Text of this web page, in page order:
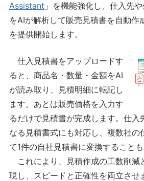
Assistant 」を機能強化し、仕入先
をAIが解析して販売見積書を自動作
を提供開始します。
仕入見積書をアップロードす
ると、商品名・数量・金額をAI
が読み取り、見積明細に転記し
ます。あとは販売価格を入力す
るだけで見積書が完成します。仕入
なる見積書式にも対応し、複数社の
て1件の自社見積書に変換することも
これにより、見積作成の工数削減
現し、スピードと正確性を両立させ